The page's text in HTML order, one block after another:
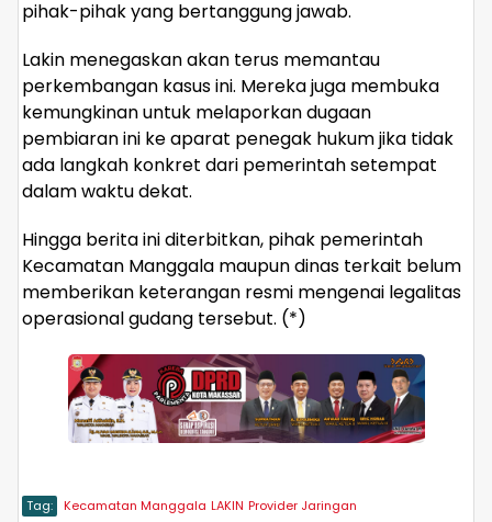
pihak-pihak yang bertanggung jawab.
Lakin menegaskan akan terus memantau
perkembangan kasus ini. Mereka juga membuka
kemungkinan untuk melaporkan dugaan
pembiaran ini ke aparat penegak hukum jika tidak
ada langkah konkret dari pemerintah setempat
dalam waktu dekat.
Hingga berita ini diterbitkan, pihak pemerintah
Kecamatan Manggala maupun dinas terkait belum
memberikan keterangan resmi mengenai legalitas
operasional gudang tersebut. (*)
Tag: Kecamatan Manggala LAKIN Provider Jaringan